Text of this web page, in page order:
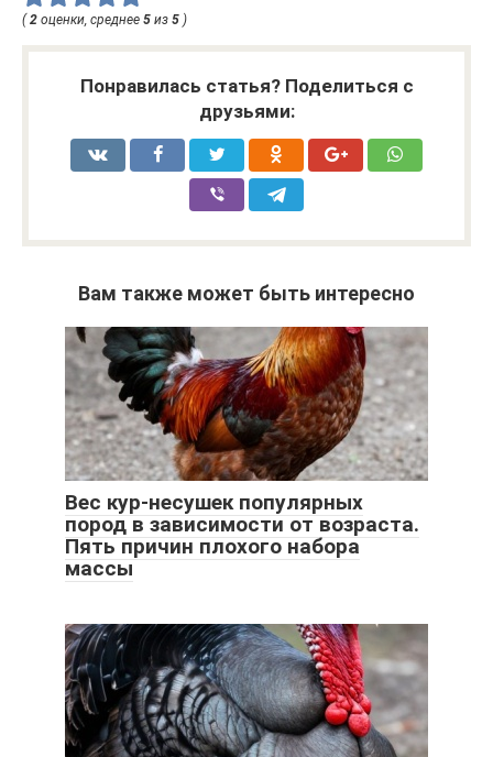
(2 оценки, среднее 5 из 5 )
Понравилась статья? Поделиться с
друзьями:
Вам также может быть интересно
Вес кур-несушек популярных
пород в зависимости от возраста.
Пять причин плохого набора
массы